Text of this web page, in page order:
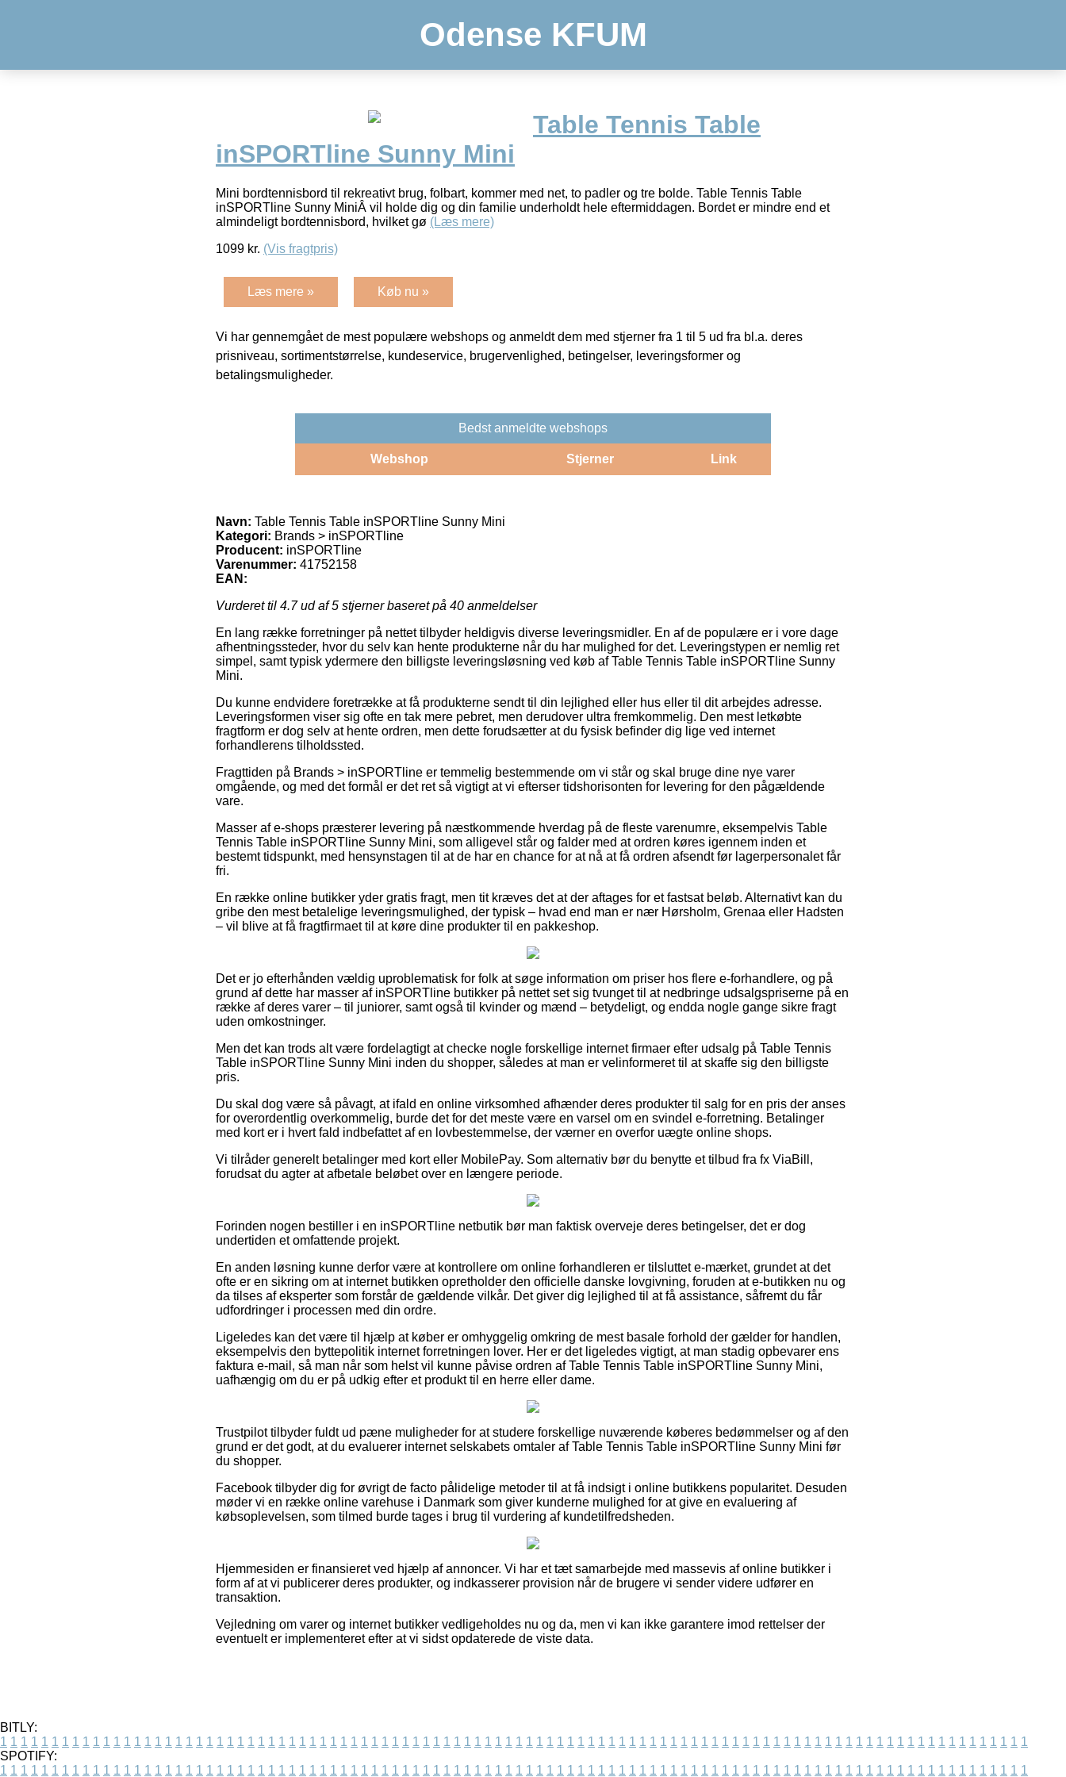
Odense KFUM
Table Tennis Table
inSPORTline Sunny Mini
Mini bordtennisbord til rekreativt brug, folbart, kommer med net, to padler og tre bolde. Table Tennis Table
inSPORTline Sunny MiniÂ vil holde dig og din familie underholdt hele eftermiddagen. Bordet er mindre end et
almindeligt bordtennisbord, hvilket gø (Læs mere)
1099 kr. (Vis fragtpris)
Læs mere » Køb nu »
Vi har gennemgået de mest populære webshops og anmeldt dem med stjerner fra 1 til 5 ud fra bl.a. deres
prisniveau, sortimentstørrelse, kundeservice, brugervenlighed, betingelser, leveringsformer og
betalingsmuligheder.
Bedst anmeldte webshops
Webshop Stjerner Link
Navn: Table Tennis Table inSPORTline Sunny Mini
Kategori: Brands > inSPORTline
Producent: inSPORTline
Varenummer: 41752158
EAN:
Vurderet til 4.7ud af 5 stjerner baseret på 40 anmeldelser
En lang række forretninger på nettet tilbyder heldigvis diverse leveringsmidler. En af de populære er i vore dage
afhentningssteder, hvor du selv kan hente produkterne når du har mulighed for det. Leveringstypen er nemlig ret
simpel, samt typisk ydermere den billigste leveringsløsning ved køb af Table Tennis Table inSPORTline Sunny
Mini.
Du kunne endvidere foretrække at få produkterne sendt til din lejlighed eller hus eller til dit arbejdes adresse.
Leveringsformen viser sig ofte en tak mere pebret, men derudover ultra fremkommelig. Den mest letkøbte
fragtform er dog selv at hente ordren, men dette forudsætter at du fysisk befinder dig lige ved internet
forhandlerens tilholdssted.
Fragttiden på Brands > inSPORTline er temmelig bestemmende om vi står og skal bruge dine nye varer
omgående, og med det formål er det ret så vigtigt at vi efterser tidshorisonten for levering for den pågældende
vare.
Masser af e-shops præsterer levering på næstkommende hverdag på de fleste varenumre, eksempelvis Table
Tennis Table inSPORTline Sunny Mini, som alligevel står og falder med at ordren køres igennem inden et
bestemt tidspunkt, med hensynstagen til at de har en chance for at nå at få ordren afsendt før lagerpersonalet får
fri.
En række online butikker yder gratis fragt, men tit kræves det at der aftages for et fastsat beløb. Alternativt kan du
gribe den mest betalelige leveringsmulighed, der typisk – hvad end man er nær Hørsholm, Grenaa eller Hadsten
– vil blive at få fragtfirmaet til at køre dine produkter til en pakkeshop.
Det er jo efterhånden vældig uproblematisk for folk at søge information om priser hos flere e-forhandlere, og på
grund af dette har masser af inSPORTline butikker på nettet set sig tvunget til at nedbringe udsalgspriserne på en
række af deres varer – til juniorer, samt også til kvinder og mænd – betydeligt, og endda nogle gange sikre fragt
uden omkostninger.
Men det kan trods alt være fordelagtigt at checke nogle forskellige internet firmaer efter udsalg på Table Tennis
Table inSPORTline Sunny Mini inden du shopper, således at man er velinformeret til at skaffe sig den billigste
pris.
Du skal dog være så påvagt, at ifald en online virksomhed afhænder deres produkter til salg for en pris der anses
for overordentlig overkommelig, burde det for det meste være en varsel om en svindel e-forretning. Betalinger
med kort er i hvert fald indbefattet af en lovbestemmelse, der værner en overfor uægte online shops.
Vi tilråder generelt betalinger med kort eller MobilePay. Som alternativ bør du benytte et tilbud fra fx ViaBill,
forudsat du agter at afbetale beløbet over en længere periode.
Forinden nogen bestiller i en inSPORTline netbutik bør man faktisk overveje deres betingelser, det er dog
undertiden et omfattende projekt.
En anden løsning kunne derfor være at kontrollere om online forhandleren er tilsluttet e-mærket, grundet at det
ofte er en sikring om at internet butikken opretholder den officielle danske lovgivning, foruden at e-butikken nu og
da tilses af eksperter som forstår de gældende vilkår. Det giver dig lejlighed til at få assistance, såfremt du får
udfordringer i processen med din ordre.
Ligeledes kan det være til hjælp at køber er omhyggelig omkring de mest basale forhold der gælder for handlen,
eksempelvis den byttepolitik internet forretningen lover. Her er det ligeledes vigtigt, at man stadig opbevarer ens
faktura e-mail, så man når som helst vil kunne påvise ordren af Table Tennis Table inSPORTline Sunny Mini,
uafhængig om du er på udkig efter et produkt til en herre eller dame.
Trustpilot tilbyder fuldt ud pæne muligheder for at studere forskellige nuværende køberes bedømmelser og af den
grund er det godt, at du evaluerer internet selskabets omtaler af Table Tennis Table inSPORTline Sunny Mini før
du shopper.
Facebook tilbyder dig for øvrigt de facto pålidelige metoder til at få indsigt i online butikkens popularitet. Desuden
møder vi en række online varehuse i Danmark som giver kunderne mulighed for at give en evaluering af
købsoplevelsen, som tilmed burde tages i brug til vurdering af kundetilfredsheden.
Hjemmesiden er finansieret ved hjælp af annoncer. Vi har et tæt samarbejde med massevis af online butikker i
form af at vi publicerer deres produkter, og indkasserer provision når de brugere vi sender videre udfører en
transaktion.
Vejledning om varer og internet butikker vedligeholdes nu og da, men vi kan ikke garantere imod rettelser der
eventuelt er implementeret efter at vi sidst opdaterede de viste data.
BITLY:
1 1 1 1 1 1 1 1 1 1 1 1 1 1 1 1 1 1 1 1 1 1 1 1 1 1 1 1 1 1 1 1 1 1 1 1 1 1 1 1 1 1 1 1 1 1 1 1 1 1 1 1 1 1 1 1 1 1 1 1 1 1 1 1 1 1 1 1 1 1 1 1 1 1 1 1 1 1 1 1 1 1 1 1 1 1 1 1 1 1 1 1 1 1 1 1 1 1 1 1
SPOTIFY:
1 1 1 1 1 1 1 1 1 1 1 1 1 1 1 1 1 1 1 1 1 1 1 1 1 1 1 1 1 1 1 1 1 1 1 1 1 1 1 1 1 1 1 1 1 1 1 1 1 1 1 1 1 1 1 1 1 1 1 1 1 1 1 1 1 1 1 1 1 1 1 1 1 1 1 1 1 1 1 1 1 1 1 1 1 1 1 1 1 1 1 1 1 1 1 1 1 1 1 1